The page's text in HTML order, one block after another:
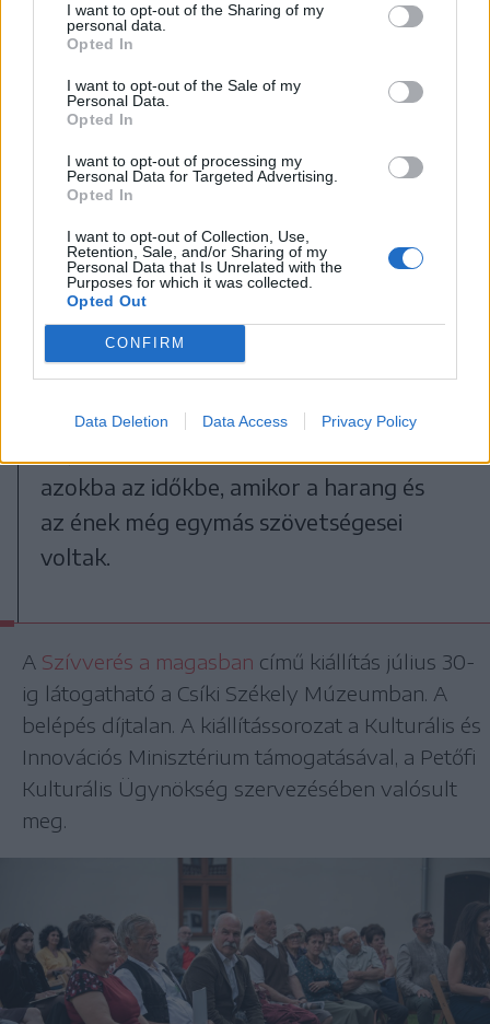
I want to opt-out of the Sharing of my
personal data.
Opted In
I want to opt-out of the Sale of my
Personal Data.
Opted In
I want to opt-out of processing my
Personal Data for Targeted Advertising.
Opted In
I want to opt-out of Collection, Use,
Retention, Sale, and/or Sharing of my
Personal Data that Is Unrelated with the
Purposes for which it was collected.
Opted Out
CONFIRM
Data Deletion Data Access Privacy Policy
élménybeszámoló, néprajzi
jegyzet és költői hitvallás.
A kiállítás falain látható képek mögött
templomdomb emelkedése, és egy fél
Berecz András nem pusztán
hangszerként tekint a harangokra,
hanem apostolokként említi őket.
A megnyitót a Codex Régizene
Együttes hangulatos játéka tette
azokba az időkbe, amikor a harang és
az ének még egymás szövetségesei
voltak.
A Szívverés a magasban című kiállítás július 30-
ig látogatható a Csíki Székely Múzeumban. A
belépés díjtalan. A kiállítássorozat a Kulturális és
Innovációs Minisztérium támogatásával, a Petőfi
Kulturális Ügynökség szervezésében valósult
meg.